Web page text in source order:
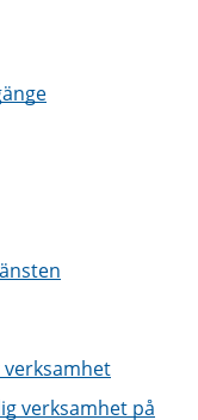
verksamhet på